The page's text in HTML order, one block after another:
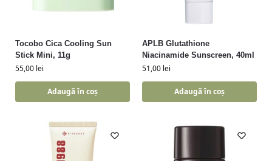
Tocobo Cica Cooling Sun
Stick Mini, 11g
55,00 lei
Adaugă în coș
APLB Glutathione
Niacinamide Sunscreen, 40ml
51,00 lei
Adaugă în coș